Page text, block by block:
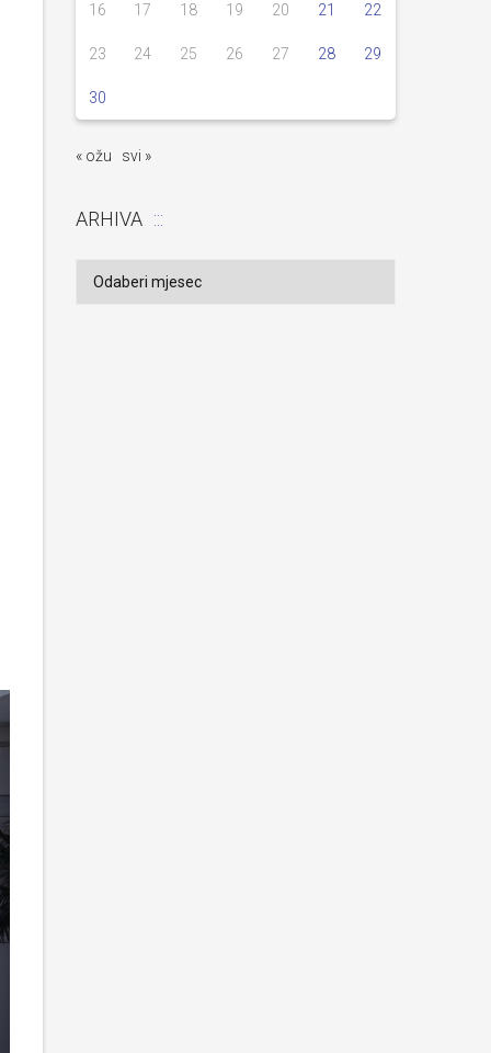
16 17 18 19 20 21 22
23 24 25 26 27 28 29
30
« ožu svi »
ARHIVA
Arhiva